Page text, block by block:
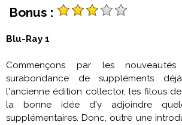
Bonus :
Blu-Ray 1
Commençons par les
surabondance de suppléments
l'ancienne édition collector, les filous
la bonne idée d'y adjoindre
supplémentaires. Donc, outre une